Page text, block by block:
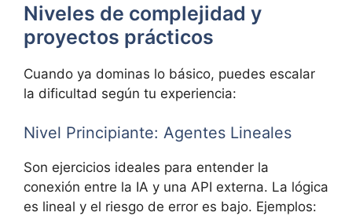
Niveles de complejidad y
proyectos prácticos
Cuando ya dominas lo básico, puedes escalar
la dificultad según tu experiencia:
Nivel Principiante: Agentes Lineales
Son ejercicios ideales para entender la
conexión entre la IA y una API externa. La lógica
es lineal y el riesgo de error es bajo. Ejemplos: